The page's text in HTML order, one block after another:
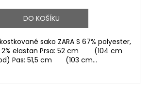
DO KOŠÍKU
sako ZARA S 67% polyester,
2% elastan Prsa: 52 cm (104 cm
Pas: 51,5 cm (103 cm...